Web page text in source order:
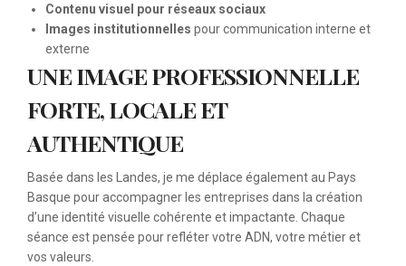
Contenu visuel pour réseaux sociaux
Images institutionnelles pour communication interne et
externe
UNE IMAGE PROFESSIONNELLE
FORTE, LOCALE ET
AUTHENTIQUE
Basée dans les Landes, je me déplace également au Pays
Basque pour accompagner les entreprises dans la création
d’une identité visuelle cohérente et impactante. Chaque
séance est pensée pour refléter votre ADN, votre métier et
vos valeurs.